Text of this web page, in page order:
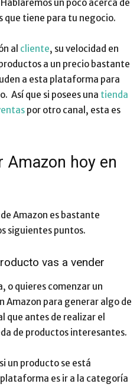
Hablaremos un poco acerca de
que tiene para tu negocio.
al cliente, su velocidad en
a un precio bastante
a esta plataforma para
Así que si posees una tienda
por otro canal, esta es
Amazon hoy en
Amazon es bastante
siguientes puntos.
vas a vender
o quieres comenzar un
Amazon para generar algo de
antes de realizar el
de productos interesantes.
un producto se está
es ir a la categoría